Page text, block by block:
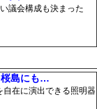
議会構成も決まった
桜島にも…
在に演出できる照明器